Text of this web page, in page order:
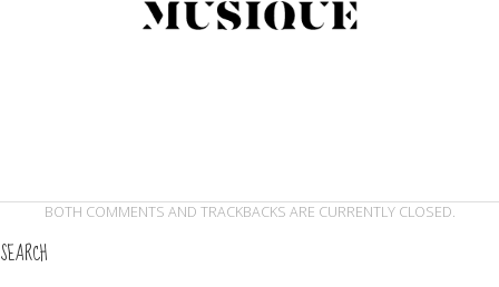
BOTH COMMENTS AND TRACKBACKS ARE CURRENTLY CLOSED.
SEARCH